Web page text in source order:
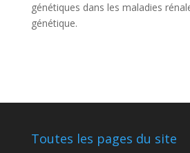
génétiques dans les maladies
génétique.
Toutes les pages du site